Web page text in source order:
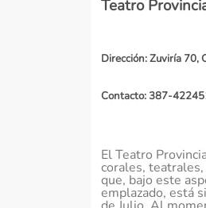
Teatro
Dirección: Zuviría 70,
Contacto: 387-
El Teatro
corales,
que, bajo este
emplazado, está